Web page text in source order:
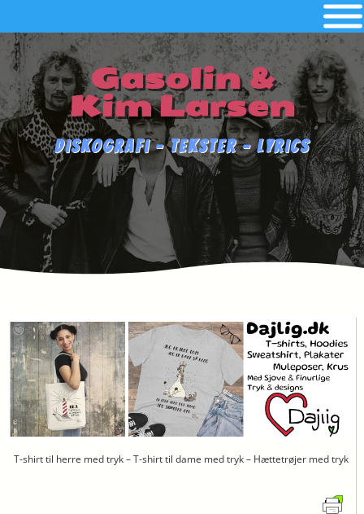
Gasolin &
Kim Larsen
Diskografi - Tekster - Lyrics
T-shirt til herre med tryk – T-shirt til dame med tryk – Hættetrøjer med tryk